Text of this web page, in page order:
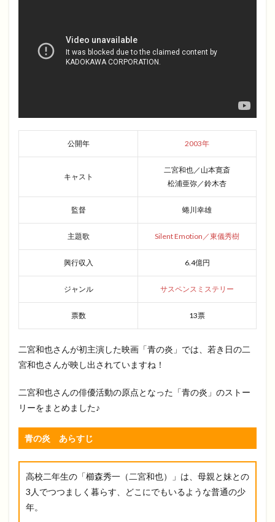
公開年 2003年
キャスト
二宮和也／山本寛斎
松浦亜弥／鈴木杏
監督 蜷川幸雄
主題歌 Silent Emotion／東儀秀樹
興行収入 6.4億円
ジャンル サスペンスミステリー
票数 13票
二宮和也さんが初主演した映画「青の炎」では、若き日の二
宮和也さんが映し出されていますね！
二宮和也さんの俳優活動の原点となった「青の炎」のストー
リーをまとめました♪
青の炎 あらすじ
高校二年生の「櫛森秀一（二宮和也）」は、母親と妹との
3人でつつましく暮らす、どこにでもいるような普通の少
年。